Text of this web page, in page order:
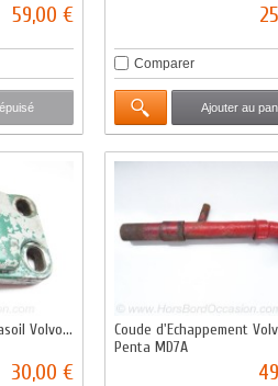
59,00 €
Comparer
Ajouter au
Volvo...
30,00 €
Coude d'Echappement
Penta MD7A